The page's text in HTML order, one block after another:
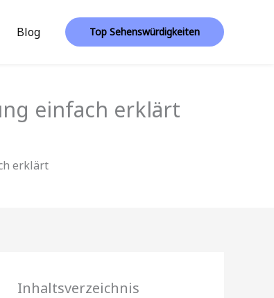
Blog Top Sehenswürdigkeiten
einfach erklärt
erklärt
Inhaltsverzeichnis